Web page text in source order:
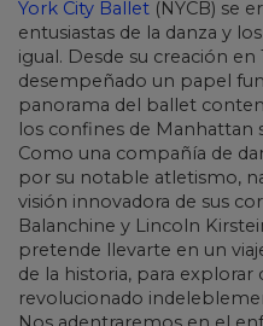
York City Ballet (NYCB) se
entusiastas de la danza y
igual. Desde su creación en
desempeñado un papel
panorama del ballet
los confines de Manhattan
Como una compañía de
por su notable atletismo,
visión innovadora de sus
Balanchine y Lincoln
pretende llevarte en un
de la historia, para explorar
revolucionado